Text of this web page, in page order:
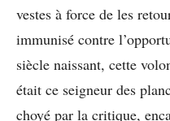
vestes à force de les
immunisé contre
siècle naissant, cette
était ce seigneur des
choyé par la critique,